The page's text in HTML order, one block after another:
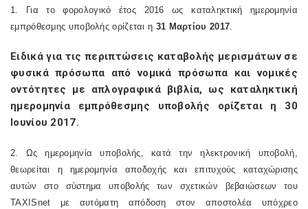
1. Για το φορολογικό έτος 2016 ως καταληκτική ημερομηνία
εμπρόθεσμης υποβολής ορίζεται η 31 Μαρτίου 2017.
Ειδικά για τις περιπτώσεις καταβολής μερισμάτων σε
φυσικά πρόσωπα από νομικά πρόσωπα και νομικές
οντότητες με απλογραφικά βιβλία, ως καταληκτική
ημερομηνία εμπρόθεσμης υποβολής ορίζεται η 30
Ιουνίου 2017.
2. Ως ημερομηνία υποβολής, κατά την ηλεκτρονική υποβολή,
θεωρείται η ημερομηνία αποδοχής και επιτυχούς καταχώρισης
αυτών στο σύστημα υποβολής των σχετικών βεβαιώσεων του
TAXISnet με αυτόματη απόδοση στον αποστολέα υπόχρεο